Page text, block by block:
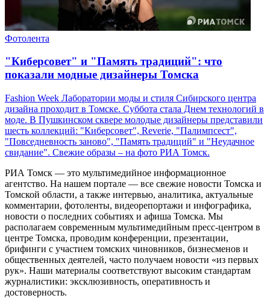
Фотолента
"Киберсовет" и "Память традиций": что
показали модные дизайнеры Томска
Fashion Week Лаборатории моды и стиля Сибирского центра
дизайна проходит в Томске. Суббота стала Днем технологий в
моде. В Пушкинском сквере молодые дизайнеры представили
шесть коллекций: "Киберсовет", Reverie, "Палимпсест",
"Повседневность заново", "Память традиций" и "Неудачное
свидание". Свежие образы – на фото РИА Томск.
РИА Томск — это мультимедийное информационное
агентство. На нашем портале — все свежие новости Томска и
Томской области, а также интервью, аналитика, актуальные
комментарии, фотоленты, видеорепортажи и инфографика,
новости о последних событиях и афиша Томска. Мы
располагаем современным мультимедийным пресс-центром в
центре Томска, проводим конференции, презентации,
брифинги с участием томских чиновников, бизнесменов и
общественных деятелей, часто получаем новости «из первых
рук». Наши материалы соответствуют высоким стандартам
журналистики: эксклюзивность, оперативность и
достоверность.